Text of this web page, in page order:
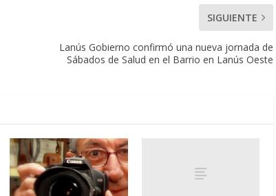
SIGUIENTE
Lanús Gobierno confirmó una nueva jornada de
Sábados de Salud en el Barrio en Lanús Oeste